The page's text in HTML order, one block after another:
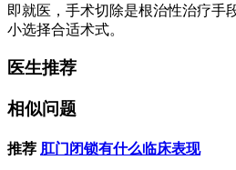
即就医，手术切除是根治性治疗手
小选择合适术式。
医生推荐
相似问题
推荐 肛门闭锁有什么临床表现